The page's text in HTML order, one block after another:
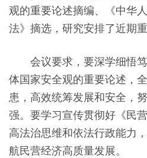
观的重要论述摘编、《中华
法》摘选，研究安排了近期重
会议要求 ， 要深学细悟
体国家安全观的重要论述，
患，高效统筹发展和安全，
强。要学习宣传贯彻好《民
高法治思维和依法行政能力
航民营经济高质量发展。